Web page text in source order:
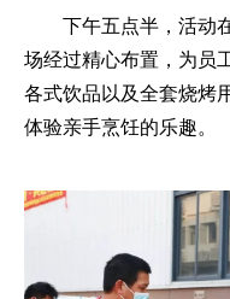
下午五点半，活动
场经过精心布置，为员
各式饮品以及全套烧烤
体验亲手烹饪的乐趣。